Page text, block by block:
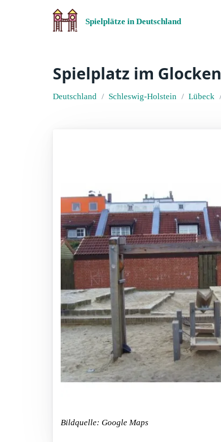
Spielplätze in Deutschland
Spielplatz im
Deutschland Schleswig-Holstein Lübeck
Bildquelle: Google Maps